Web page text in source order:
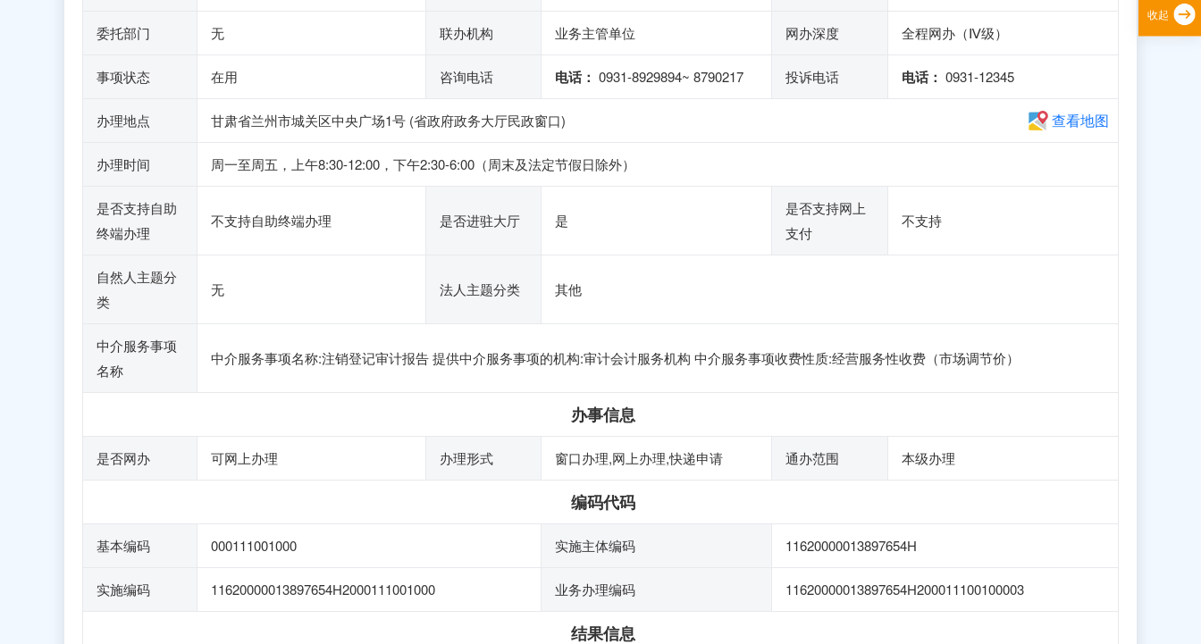
委托部门 无 联办机构 业务主管单位 网办深度 全程网办（Ⅳ级）
事项状态 在用 咨询电话 电话： 0931-8929894~ 8790217 投诉电话 电话： 0931-12345
办理地点 甘肃省兰州市城关区中央广场1号 (省政府政务大厅民政窗口) 查看地图
办理时间 周一至周五，上午8:30-12:00，下午2:30-6:00（周末及法定节假日除外）
是否支持自助
终端办理
不支持自助终端办理 是否进驻大厅 是
是否支持网上
支付
不支持
自然人主题分
类
无 法人主题分类 其他
中介服务事项
名称
中介服务事项名称:注销登记审计报告 提供中介服务事项的机构:审计会计服务机构 中介服务事项收费性质:经营服务性收费（市场调节价）
办事信息
是否网办 可网上办理 办理形式 窗口办理,网上办理,快递申请 通办范围 本级办理
编码代码
基本编码 000111001000 实施主体编码 11620000013897654H
实施编码 11620000013897654H2000111001000 业务办理编码 11620000013897654H200011100100003
结果信息
收起